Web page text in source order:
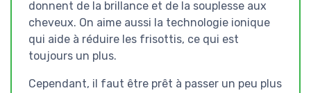
donnent de la brillance et de la souplesse aux
cheveux. On aime aussi la technologie ionique
qui aide à réduire les frisottis, ce qui est
toujours un plus.
Cependant, il faut être prêt à passer un peu plus